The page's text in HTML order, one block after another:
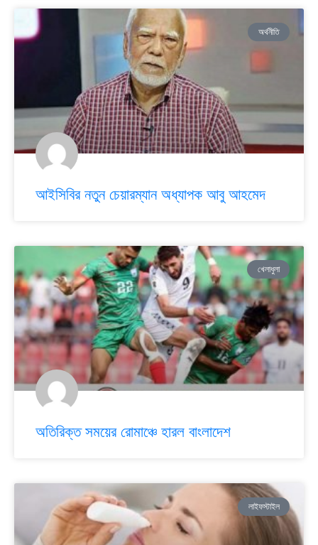
অর্থনীতি
আইসিবির নতুন চেয়ারম্যান অধ্যাপক আবু আহমেদ
খেলাধুলা
অতিরিক্ত সময়ের রোমাঞ্চে হারল বাংলাদেশ
লাইফস্টাইল